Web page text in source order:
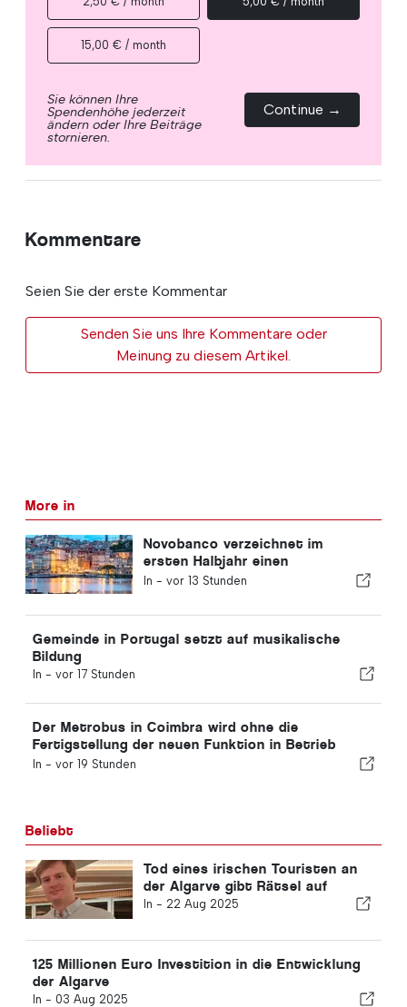
15,00 € / month
Sie können Ihre
Spendenhöhe jederzeit
ändern oder Ihre Beiträge
stornieren.
Continue →
Kommentare
Seien Sie der erste Kommentar
Senden Sie uns Ihre Kommentare oder
Meinung zu diesem Artikel.
More in
Novobanco verzeichnet im
ersten Halbjahr einen
Gewinnrückgang von 15,6
In - vor 13 Stunden
Gemeinde in Portugal setzt auf musikalische
Bildung
In - vor 17 Stunden
Der Metrobus in Coimbra wird ohne die
Fertigstellung der neuen Funktion in Betrieb
genommen
In - vor 19 Stunden
Beliebt
Tod eines irischen Touristen an
der Algarve gibt Rätsel auf
In - 22 Aug 2025
125 Millionen Euro Investition in die Entwicklung
der Algarve
In - 03 Aug 2025